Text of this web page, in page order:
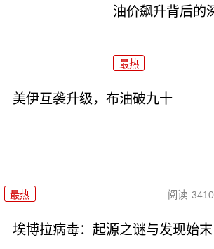
油价飙升背后的
最热
美伊互袭升级，布油破九十
最热 阅读 3410
埃博拉病毒：起源之谜与发现始末